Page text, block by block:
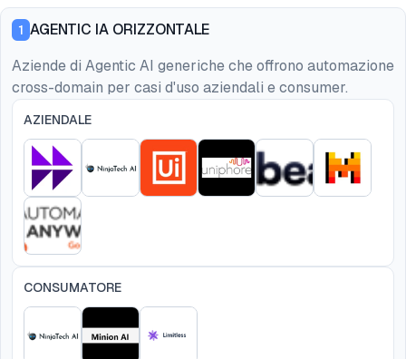
1 AGENTIC IA ORIZZONTALE
Aziende di Agentic AI generiche che offrono automazione
cross-domain per casi d'uso aziendali e consumer.
AZIENDALE
CONSUMATORE